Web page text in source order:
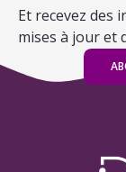
Et recevez des
mises à jour et